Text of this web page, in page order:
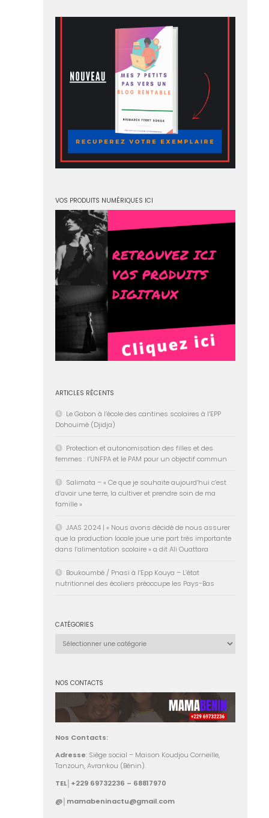
VOS PRODUITS NUMÉRIQUES ICI
ARTICLES RÉCENTS
Le Gabon à l’école des cantines scolaires à l’EPP
Dohouimè (Djidja)
Protection et autonomisation des filles et des
femmes : l’UNFPA et le PAM pour un objectif commun
Salimata – « Ce que je souhaite aujourd’hui c’est
d’avoir une terre, la cultiver et prendre soin de ma
famille »
JAAS 2024 | « Nous avons décidé de nous assurer
que la production locale joue une part très importante
dans l’alimentation scolaire » a dit Ali Ouattara
Boukoumbé / Pnasi à l’Epp Kouya – L’état
nutritionnel des écoliers préoccupe les Pays-Bas
CATÉGORIES
NOS CONTACTS
Nos Contacts:
Adresse: Siège social – Maison Koudjou Corneille,
Tanzoun, Avrankou (Bénin).
TEL│+229 69732236 – 68817970
@│mamabeninactu@gmail.com